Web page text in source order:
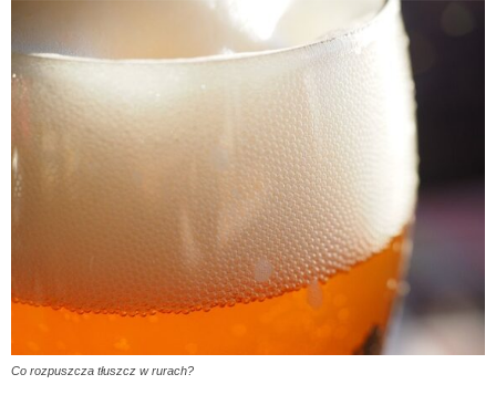
Co rozpuszcza tłuszcz w rurach?